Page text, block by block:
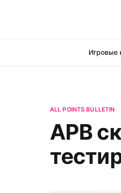
Игровые
ALL POINTS BULLETIN
APB